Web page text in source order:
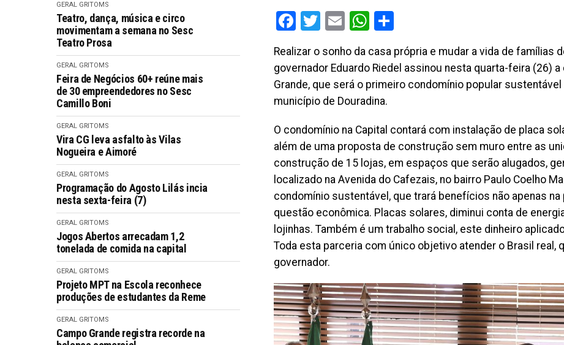
GERAL GRITOMS
Teatro, dança, música e circo
movimentam a semana no Sesc
Teatro Prosa
GERAL GRITOMS
Feira de Negócios 60+ reúne mais
de 30 empreendedores no Sesc
Camillo Boni
GERAL GRITOMS
Vira CG leva asfalto às Vilas
Nogueira e Aimoré
GERAL GRITOMS
Programação do Agosto Lilás incia
nesta sexta-feira (7)
GERAL GRITOMS
Jogos Abertos arrecadam 1,2
tonelada de comida na capital
GERAL GRITOMS
Projeto MPT na Escola reconhece
produções de estudantes da Reme
GERAL GRITOMS
Campo Grande registra recorde na
Facebook
Twitter
EmailWhatsApp
Realizar o sonho da casa própria e mudar a vida de famílias
governador Eduardo Riedel assinou nesta quarta-feira (26)
Grande, que será o primeiro condomínio popular
município de Douradina.
O condomínio na Capital contará com instalação de placa
além de uma proposta de construção sem muro entre as
construção de 15 lojas, em espaços que serão alugados,
localizado na Avenida do Cafezais, no bairro Paulo Coelho
condomínio sustentável, que trará benefícios não apenas
questão econômica. Placas solares, diminui conta de
lojinhas. Também é um trabalho social, este dinheiro
Toda esta parceria com único objetivo atender o Brasil real,
governador.